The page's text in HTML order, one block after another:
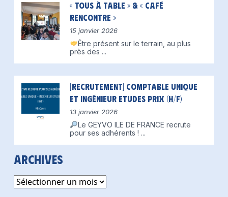
« Tous à table » & « Café
Rencontre »
15 janvier 2026
Être présent sur le terrain, au plus
près des ...
[Recrutement] Comptable unique
et Ingénieur Etudes Prix (H/F)
13 janvier 2026
Le GEYVO ILE DE FRANCE recrute
pour ses adhérents ! ...
Archives
Archives